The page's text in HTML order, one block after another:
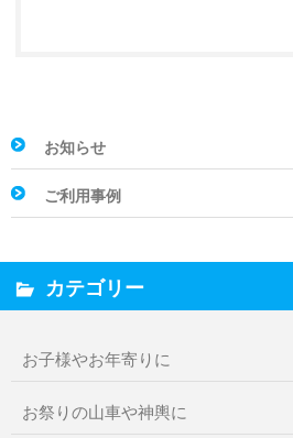
お知らせ
ご利用事例
カテゴリー
お子様やお年寄りに
お祭りの山車や神輿に